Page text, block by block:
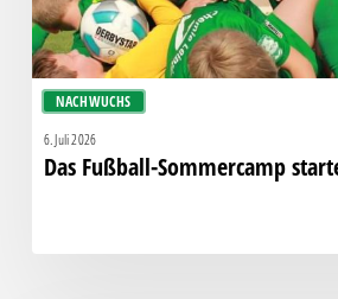
NACHWUCHS
6. Juli 2026
Das Fußball-Sommercamp